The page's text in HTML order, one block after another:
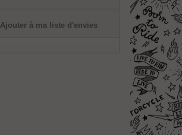
Ajouter à ma liste d'envies